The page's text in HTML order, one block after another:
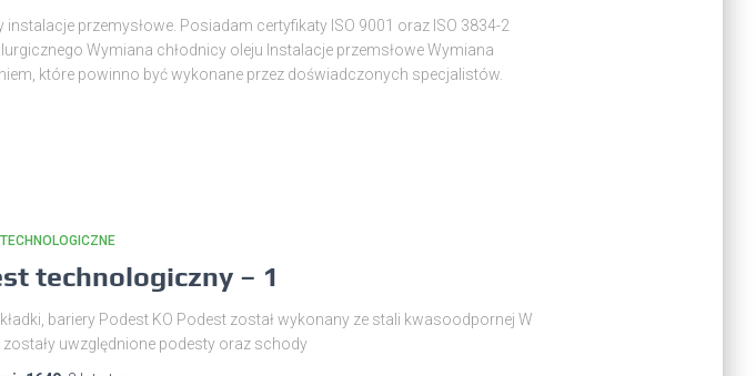
przemysłowe. Posiadam certyfikaty ISO 9001 oraz ISO 3834-2
Wymiana chłodnicy oleju Instalacje przemsłowe Wymiana
które powinno być wykonane przez doświadczonych specjalistów.
technologiczny – 1
bariery Podest KO Podest został wykonany ze stali kwasoodpornej W
zostały uwzględnione podesty oraz schody